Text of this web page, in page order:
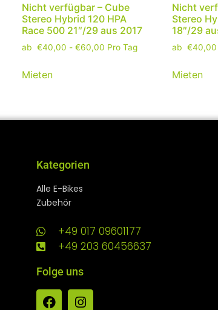
Nicht verfügbar – Cube
Stereo Hybrid 120 HPA
Race 500 21″/29 aus 2017
ab €40,00 - €60,00 Pro Tag
Mieten
Nicht
Stereo
18″/29
ab€40,00
Mieten
Kategorien
Alle E-Bikes
Zubehör
+49 017 09601177
+49 203 60456637
Folge uns